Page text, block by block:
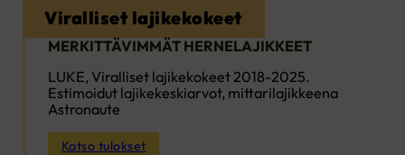
Viralliset lajikekokeet
MERKITTÄVIMMÄT HERNELAJIKKEET
LUKE, Viralliset lajikekokeet 2018-2025.
Estimoidut lajikekeskiarvot, mittarilajikkeena
Astronaute
Katso tulokset